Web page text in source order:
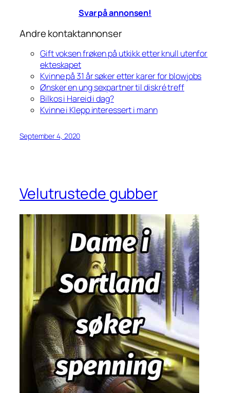
Svar på annonsen!
Andre kontaktannonser
Gift voksen frøken på utkikk etter knull utenfor
ekteskapet
Kvinne på 31 år søker etter karer for blowjobs
Ønsker en ung sexpartner til diskré treff
Bilkos i Hareid i dag?
Kvinne i Klepp interessert i mann
September 4, 2020
Velutrustede gubber